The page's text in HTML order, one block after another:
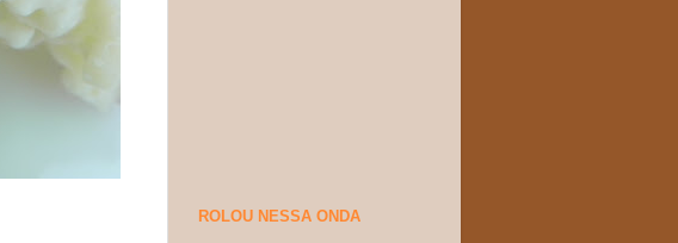
ROLOU NESSA ONDA